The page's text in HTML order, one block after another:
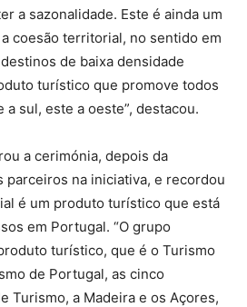
a sazonalidade. Este é ainda um
coesão territorial, no sentido em
de baixa densidade
turístico que promove todos
sul, este a oeste”, destacou.
a cerimónia, depois da
parceiros na iniciativa, e recordou
é um produto turístico que está
em Portugal. “O grupo
turístico, que é o Turismo
de Portugal, as cinco
Turismo, a Madeira e os Açores,